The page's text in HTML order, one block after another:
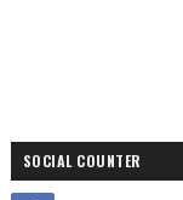
SOCIAL COUNTER